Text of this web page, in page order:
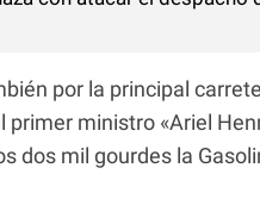
por la principal
ministro «Ariel
dos mil gourdes la